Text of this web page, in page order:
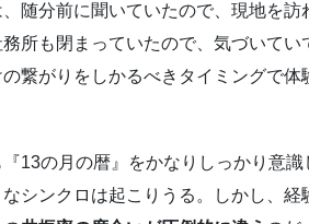
随分前に聞いていたので、現地を訪
所も閉まっていたので、気づいてい
繋がりをしかるべきタイミングで体
13の月の暦』をかなりしっかり意
シンクロは起こりうる。しかし、経